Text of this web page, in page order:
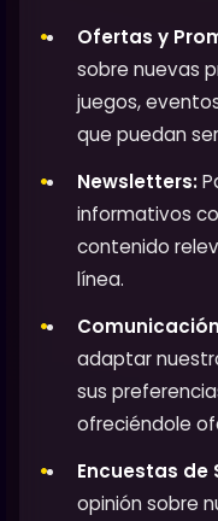
Ofertas y
sobre nuevas
juegos,
que puedan
Newsletters:
informativos
contenido
línea.
adaptar
sus
ofreciéndole
Encuestas
opinión sobre